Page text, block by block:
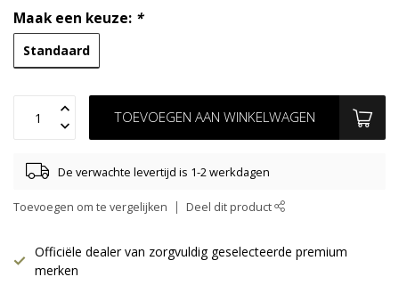
Maak een keuze: *
Standaard
TOEVOEGEN AAN WINKELWAGEN
De verwachte levertijd is 1-2 werkdagen
Toevoegen om te vergelijken Deel dit product
Officiële dealer van zorgvuldig geselecteerde premium
merken